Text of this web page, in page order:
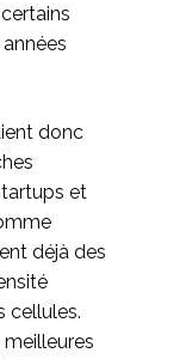
donc
et
déjà des
cellules.